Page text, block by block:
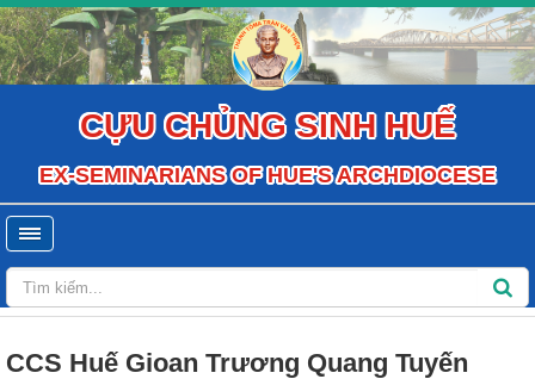
CỰU CHỦNG SINH HUẾ
EX-SEMINARIANS OF HUE'S ARCHDIOCESE
CCS Huế Gioan Trương Quang Tuyến